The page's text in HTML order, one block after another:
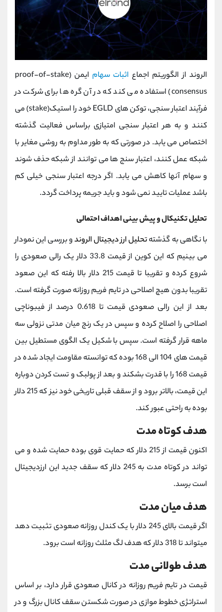
الروند از الگوریتم اجماع اثبات سهام
ایمن (proof-of-stake
consensus) استفاده می کند که در آن گره ها برای شرکت در
فرآیند اعتبار سنجی، توکن های EGLD خود را استیک(stake) می
کنند و به هر اعتبار سنجی امتیازی براساس فعالیت گذشته
اختصاص می یابد. در صورتی که به طور مداوم به روشی مغایر با
شبکه عمل کنند، اعتبار سنج ها می توانند از شبکه حذف شوند
و سهام آنها کاهش می یابد. اگر درجه اعتبار سنجی خیلی کم
باشد عملیات تایید نمی شود و باید جریمه پرداخت گردد.
تحلیل تکنیکال و پیش بینی اهداف احتمالی
با نگاهی به گذشتهتحلیل ارز دیجیتال الروندو بررسی این نمودار
می بینیم که این کوین از قیمت 33.8 دلار یک رالی صعودی را
شروع کرده و تقریبا تا قیمت 215 دلار بالا رفته که این صعود
تقریبا بدون هیچ اصلاحی در تایم فریم روزانه صورت گرفته است.
بعد از این رالی صعودی قیمت تا 0.618 درصد از فیبوناچی
اصلاحی را اصلاح کرده و سپس در یک رنج میان مدتی نزولی سه
ماهه قرار گرفته است. سپس با شکیل یک الگوی مستطیل بین
قیمت های 104 الی 168 بوده که توانسته مقاومت ایجاد شده در
قیمت 168 را با قدرت بشکند و بعد از پولبک و تست کردن دوباره
این قیمت، بالاتر برود و از سقف قبلی تاریخی خود نیز که 215 دلار
بوده به راحتی عبور کند.
هدف کوتاه مدت
اکنون قیمت از 215 دلار که حمایت قوی بوده حمایت شده و می
تواند در کوتاه مدت به 245 دلار که سقف جدید این ارزدیجیتال
است برسد.
هدف میان مدت
اگر قیمت بالای 245 دلار با یک کندل روزانه صعودی تثبیت دهد
میتواند تا 318 دلار که هدف لگ مثلث روزانه است برود.
هدف طولانی مدت
قیمت در تایم فریم روزانه در کانال صعودی قرار دارد، بر اساس
استراتژی خطوط موازی در صورت شکستن سقف کانال بزرگ و در